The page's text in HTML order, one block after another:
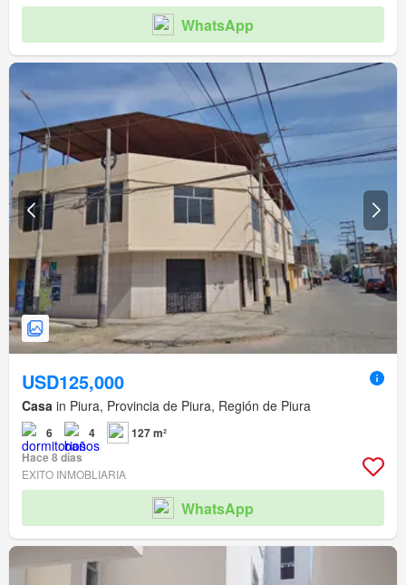
WhatsApp
USD125,000
Casa in Piura, Provincia de Piura, Región de Piura
6 4
127 m²
Hace 8 días
EXITO INMOBLIARIA
WhatsApp